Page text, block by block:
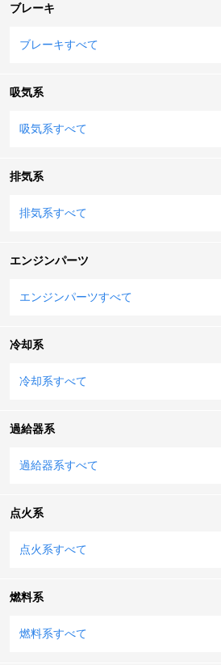
ブレーキ
ブレーキすべて
吸気系
吸気系すべて
排気系
排気系すべて
エンジンパーツ
エンジンパーツすべて
冷却系
冷却系すべて
過給器系
過給器系すべて
点火系
点火系すべて
燃料系
燃料系すべて